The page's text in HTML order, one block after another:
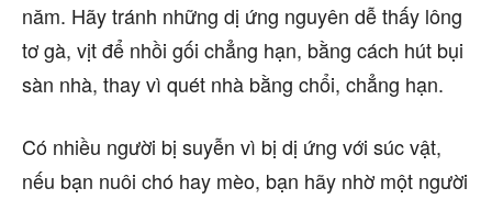
năm. Hãy tránh những dị ứng nguyên dễ thấy lông
tơ gà, vịt để nhồi gối chẳng hạn, bằng cách hút bụi
sàn nhà, thay vì quét nhà bằng chổi, chẳng hạn.
Có nhiều người bị suyễn vì bị dị ứng với súc vật,
nếu bạn nuôi chó hay mèo, bạn hãy nhờ một người